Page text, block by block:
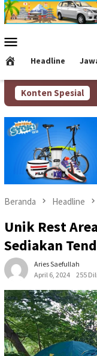
Loncat
ke
Mobile
Headline
Konten Spesial
Beranda Headline
Unik Rest
Sediakan
Aries Saefullah
April 6, 2024
255